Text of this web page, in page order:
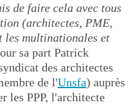
de faire cela avec tous
(architectes, PME,
les multinationales et
sa part Patrick
des architectes
de l'Unsfa) auprès
les PPP, l'architecte